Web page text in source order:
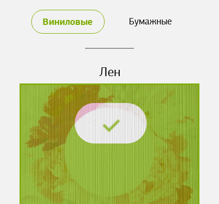
Виниловые Бумажные
Лен